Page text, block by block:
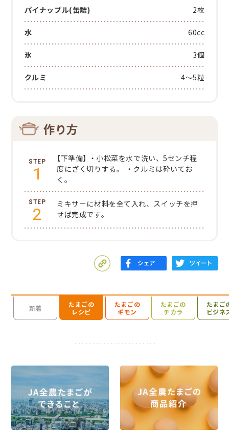
パイナップル(缶詰) 2枚
水 60cc
氷 3個
クルミ 4～5粒
作り方
1
【下準備】 ・小松菜を水で洗い、5センチ程
度にざく切りする。
・クルミは砕いてお
く。
2
ミキサーに材料を全て入れ、スイッチを押
せば完成です。
新着
たまごの
レシピ
たまごの
ギモン
たまごの
チカラ
たまご
ビジネ
検索を開く